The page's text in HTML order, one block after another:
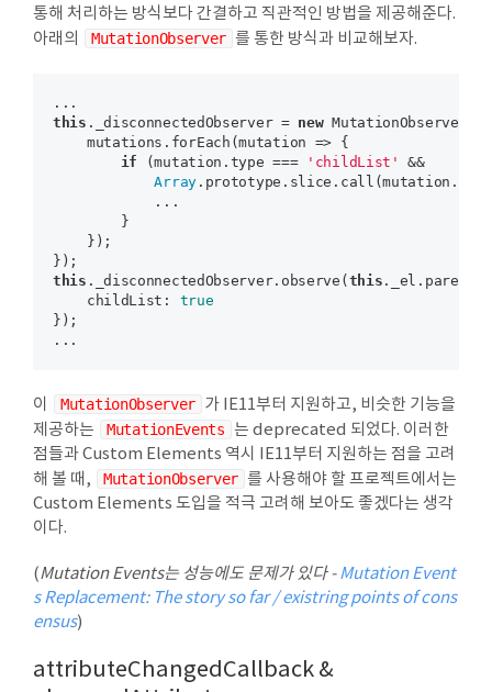
통해 처리하는 방식보다 간결하고 직관적인 방법을 제공해준다.
아래의
MutationObserver 를 통한 방식과 비교해보자.
this ._disconnectedObserver = new
    mutations.forEach(mutation => {
if (mutation.type === 'childList'
&&
Array
            ...
        }
    });
this ._disconnectedObserver.observe(this
    childList:
true
});
이 MutationObserver 가 IE11부터 지원하고, 비슷한 기능을
제공하는
MutationEvents 는 deprecated 되었다. 이러한
점들과 Custom Elements 역시 IE11부터 지원하는 점을 고려
해 볼 때,
MutationObserver 를 사용해야 할 프로젝트에서는
Custom Elements 도입을 적극 고려해 보아도 좋겠다는 생각
이다.
(Mutation Events는 성능에도 문제가 있다 -Mutation Event
s Replacement: The story so far / existring points of cons
ensus)
attributeChangedCallback &